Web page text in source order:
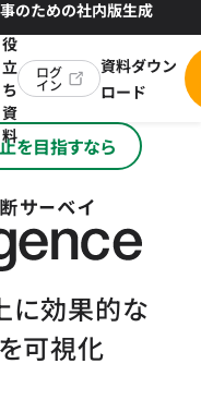
のための社内版生成
お
役
立
ち
資
料
ログ
イン
資料ダウン
ロード
を目指すなら
に効果的な
可視化